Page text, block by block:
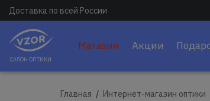
Доставка по всей России
САЛОН ОПТИКИ
Магазин Акции
Главная Интернет-магазин оптики